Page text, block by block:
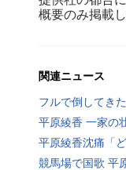
概要のみ掲載
関連ニュース
フルで倒してき
平原綾香 一家の
平原綾香沈痛「
競馬場で国歌 平